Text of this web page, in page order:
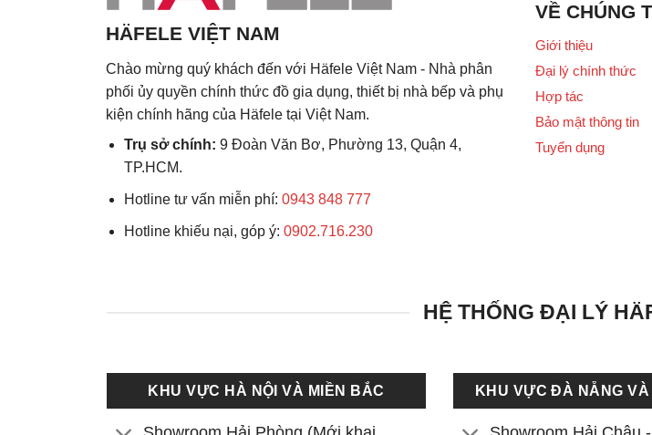
HÄFELE VIỆT NAM
Chào mừng quý khách đến với Häfele Việt Nam - Nhà phân
phối ủy quyền chính thức đồ gia dụng, thiết bị nhà bếp và phụ
kiện chính hãng của Häfele tại Việt Nam.
Trụ sở chính: 9 Đoàn Văn Bơ, Phường 13, Quận 4,
TP.HCM.
Hotline tư vấn miễn phí:0943 848 777
Hotline khiếu nại, góp ý:0902.716.230
VỀ CHÚNG
Giới thiệu
Đại lý chính thức
Hợp tác
Bảo mật thông tin
Tuyển dụng
HỆ THỐNG ĐẠI LÝ
KHU VỰC HÀ NỘI VÀ MIỀN BẮC KHU VỰC ĐÀ NẴNG VÀ